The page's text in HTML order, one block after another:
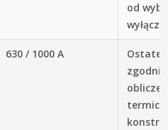
od
630 / 1000 A